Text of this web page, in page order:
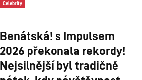
Celebrity
Benátská! s Impulsem
2026 překonala rekordy!
Nejsilnější byl tradičně